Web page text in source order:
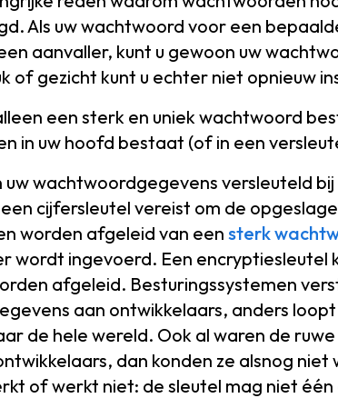
Als uw wachtwoord voor een
aanvaller, kunt u gewoon uw
of gezicht kunt u echter niet opnieuw
een sterk en uniek wachtwoord
in uw hoofd bestaat (of in een
uw wachtwoordgegevens versleuteld
een cijfersleutel vereist om de
worden afgeleid van een sterk
wordt ingevoerd. Een encryptiesleutel
afgeleid. Besturingssystemen
aan ontwikkelaars, anders
de hele wereld. Ook al waren de
dan konden ze alsnog
of werkt niet: de sleutel mag niet één